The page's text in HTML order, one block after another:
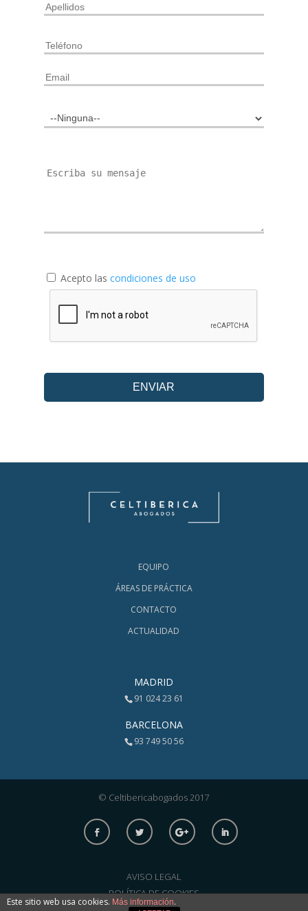
Acepto las condiciones de uso
EQUIPO
ÁREAS DE PRÁCTICA
CONTACTO
ACTUALIDAD
MADRID
91 024 23 61
BARCELONA
93 749 50 56
© Celtibericabogados 2017
AVISO LEGAL
POLÍTICA DE COOKIES
Este sitio web usa cookies. Más información.